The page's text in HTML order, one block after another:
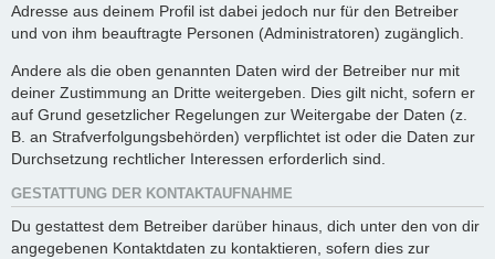
Adresse aus deinem Profil ist dabei jedoch nur für den Betreiber
und von ihm beauftragte Personen (Administratoren) zugänglich.
Andere als die oben genannten Daten wird der Betreiber nur mit
deiner Zustimmung an Dritte weitergeben. Dies gilt nicht, sofern er
auf Grund gesetzlicher Regelungen zur Weitergabe der Daten (z.
B. an Strafverfolgungsbehörden) verpflichtet ist oder die Daten zur
Durchsetzung rechtlicher Interessen erforderlich sind.
GESTATTUNG DER KONTAKTAUFNAHME
Du gestattest dem Betreiber darüber hinaus, dich unter den von dir
angegebenen Kontaktdaten zu kontaktieren, sofern dies zur